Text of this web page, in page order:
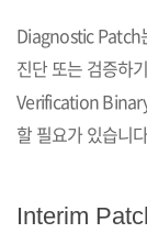
Diagnostic Patch
진단 또는 검증하
Verification
할 필요가 있습니
Interim